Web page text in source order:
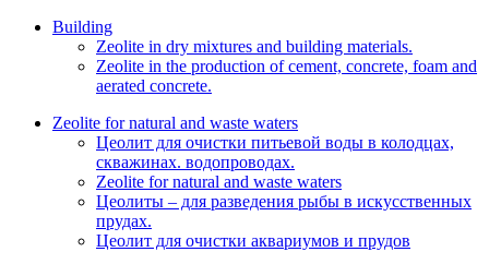
Building
Zeolite in dry mixtures and building materials.
Zeolite in the production of cement, concrete, foam and
aerated concrete.
Zeolite for natural and waste waters
Цеолит для очистки питьевой воды в колодцах,
скважинах. водопроводах.
Zeolite for natural and waste waters
Цеолиты – для разведения рыбы в искусственных
прудах.
Цеолит для очистки аквариумов и прудов